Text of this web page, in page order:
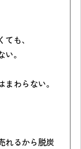
も、
。
わらない。
れるから脱炭